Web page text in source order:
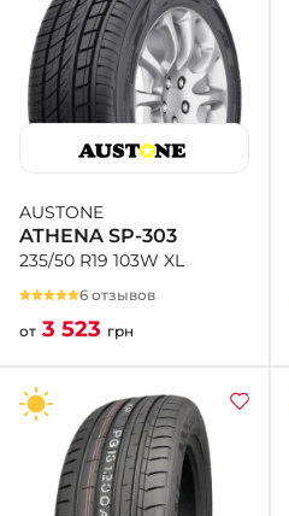
AUSTONE
ATHENA SP-303
235/50 R19 103W XL
6 отзывов
от 3 523 грн